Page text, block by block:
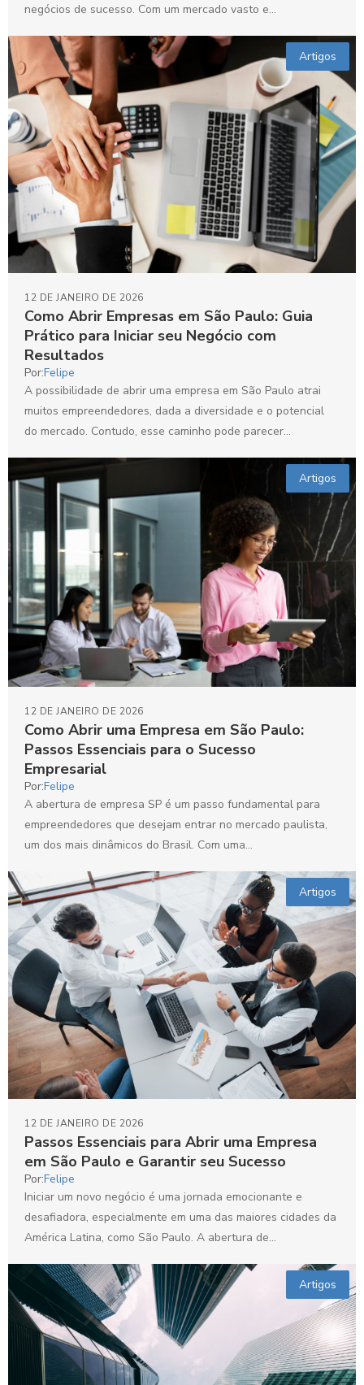
negócios de sucesso. Com um mercado vasto e...
Artigos
Como Abrir Empresas em São Paulo: Guia
Prático para Iniciar seu Negócio com
Resultados
12 DE JANEIRO DE 2026
Por:Felipe
A possibilidade de abrir uma empresa em São Paulo atrai
muitos empreendedores, dada a diversidade e o potencial
do mercado. Contudo, esse caminho pode parecer...
Artigos
Como Abrir uma Empresa em São Paulo:
Passos Essenciais para o Sucesso
Empresarial
12 DE JANEIRO DE 2026
Por:Felipe
A abertura de empresa SP é um passo fundamental para
empreendedores que desejam entrar no mercado paulista,
um dos mais dinâmicos do Brasil. Com uma...
Artigos
Passos Essenciais para Abrir uma Empresa
em São Paulo e Garantir seu Sucesso
12 DE JANEIRO DE 2026
Por:Felipe
Iniciar um novo negócio é uma jornada emocionante e
desafiadora, especialmente em uma das maiores cidades da
América Latina, como São Paulo. A abertura de...
Artigos